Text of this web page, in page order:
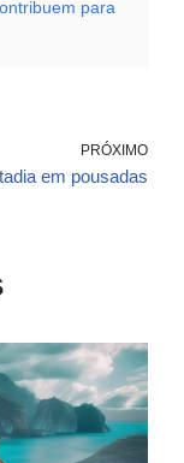
para
PRÓXIMO
em pousadas